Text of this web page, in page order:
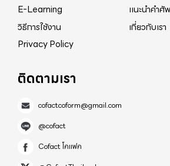
posts/3466798063347306/?d=n
https://twitter.com/mea_news/
235905691648?s=21
E-Learning
แนะนำคำศั
วิธีการใช้งาน
เกี่ยวกับเรา
Privacy Policy
ติดตามเรา
cofactcoform@gmail.com
@cofact
Cofact โคแฟค